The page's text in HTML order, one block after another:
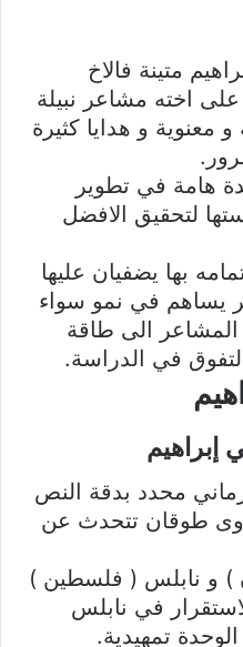
متينة فالاخ
اخته مشاعر نبيلة
و هدايا كثيرة
هامة في تطوير
لتحقيق الافضل
بها يضفيان عليها
يساهم في نمو سواء
الى طاقة
في الدراسة.
إبراهيم
1929 :اطار زماني محدد بدقة النص
طوقان تتحدث عن
) و نابلس ( فلسطين )
في نابلس
تمهيدية.